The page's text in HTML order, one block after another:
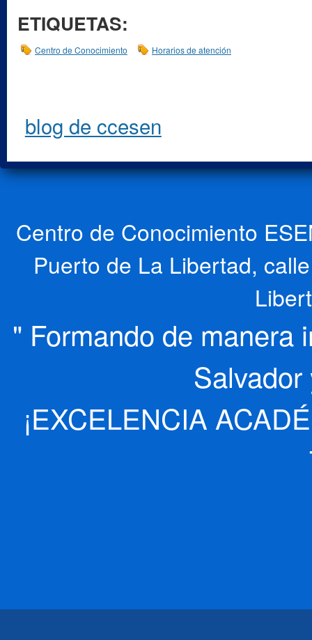
ETIQUETAS:
Centro de Conocimiento Horarios de atención
blog de ccesen
Centro de Conocimiento
Puerto de La Libertad,
" Formando de manera
¡EXCELENCIA